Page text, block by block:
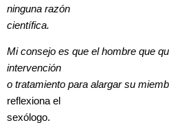
ninguna razón
científica.
Mi consejo es que el hombre que
intervención
o tratamiento para alargar su
reflexiona el
sexólogo.